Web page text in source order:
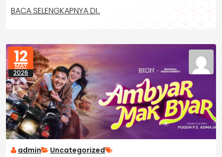
BACA SELENGKAPNYA DI..
12
MAY
2026
admin Uncategorized